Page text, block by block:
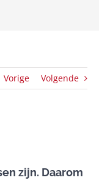
Vorige Volgende
zijn. Daarom